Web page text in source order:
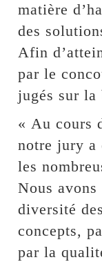
matière
des
Afin
par le
jugés sur la
« Au cours
notre jury a
les
Nous
diversité
concepts,
par la